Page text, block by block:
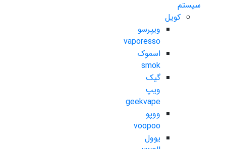
سیستم
کویل
ویپرسو
vaporesso
اسموک
smok
گیک
ویپ
geekvape
ووپو
voopoo
یوول